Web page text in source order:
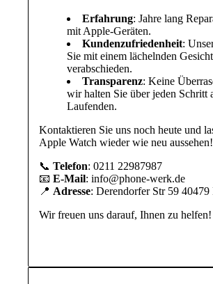
Erfahrung: Jahre lang
mit Apple-Geräten.
Kundenzufriedenheit:
Sie mit einem lächelnden
verabschieden.
Transparenz: Keine
wir halten Sie über jeden Schritt
Laufenden.
Kontaktieren Sie uns noch heute und
Apple Watch wieder wie neu aussehen!
📞Telefon: 0211 22987987
📧E-Mail: info@phone-werk.de
📍 Adresse: Derendorfer Str 59
Wir freuen uns darauf, Ihnen zu helfen!